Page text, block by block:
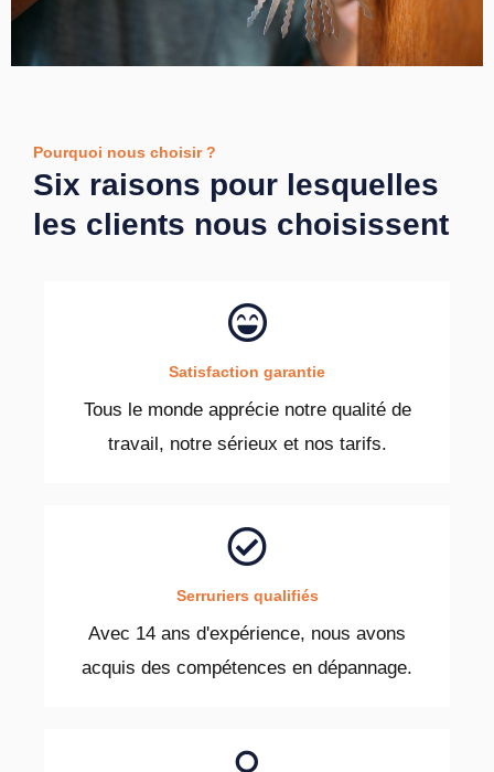
Pourquoi nous choisir ?
Six raisons pour lesquelles
les clients nous choisissent
Satisfaction garantie
Tous le monde apprécie notre qualité de
travail, notre sérieux et nos tarifs.
Serruriers qualifiés
Avec 14 ans d'expérience, nous avons
acquis des compétences en dépannage.